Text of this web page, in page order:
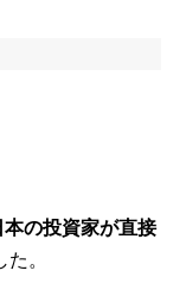
本の投資家が直接
。